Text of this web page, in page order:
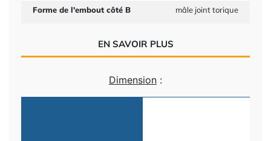
Forme de l'embout côté B mâle joint torique
EN SAVOIR PLUS
Dimension :